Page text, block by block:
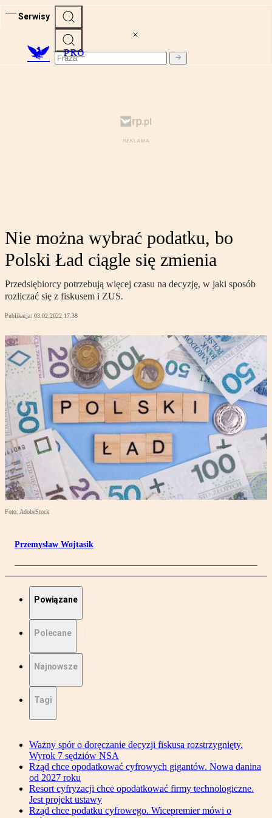
Serwisy
PRO
Nie można wybrać podatku, bo
Polski Ład ciągle się zmienia
Przedsiębiorcy potrzebują więcej czasu na decyzję, w jaki sposób
rozliczać się z fiskusem i ZUS.
Publikacja: 03.02.2022 17:38
Foto: AdobeStock
Przemysław Wojtasik
Powiązane
Polecane
Najnowsze
Tagi
Ważny spór o doręczanie decyzji fiskusa rozstrzygnięty.
Wyrok 7 sędziów NSA
Rząd chce opodatkować cyfrowych gigantów. Nowa danina
od 2027 roku
Resort cyfryzacji chce opodatkować firmy technologiczne.
Jest projekt ustawy
Rząd chce podatku cyfrowego. Wicepremier mówi o